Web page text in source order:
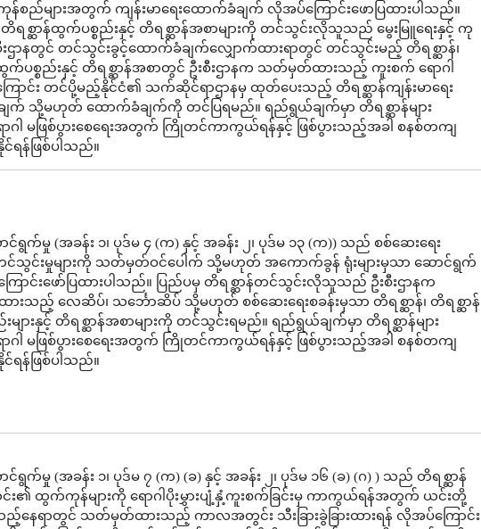
စည်များအတွက် ကျန်းမာရေးထောက်ခံချက် လိုအပ်ကြောင်းဖောပြထားပါသည်။
တိရစ္ဆာန်ထွက်ပစ္စည်းနှင့် တိရစ္ဆာန်အစာများကို တင်သွင်းလိုသူသည် မွေးမြူရေးနှင့် ကု
းဌာနတွင် တင်သွင်းခွင့်ထောက်ခံချက်လျှောက်ထားရာတွင် တင်သွင်းမည့် တိရစ္ဆာန်၊
က်ပစ္စည်းနှင့် တိရစ္ဆာန်အစာတွင် ဦးစီးဌာနက သတ်မှတ်ထားသည့် ကူးစက် ရောဂါ
ြောင်း တင်ပို့မည့်နိုင်ငံ၏ သက်ဆိုင်ရာဌာနမှ ထုတ်ပေးသည့် တိရစ္ဆာန်ကျန်းမာရေး
က် သို့မဟုတ် ထောက်ခံချက်ကို တင်ပြရမည်။ ရည်ရွယ်ချက်မှာ တိရစ္ဆာန်များ
ဂါ မဖြစ်ပွားစေရေးအတွက် ကြိုတင်ကာကွယ်ရန်နှင့် ဖြစ်ပွားသည့်အခါ စနစ်တကျ
င်ရန်ဖြစ်ပါသည်။
ရွက်မှု (အခန်း ၁၊ ပုဒ်မ ၄ (က) နှင့် အခန်း ၂၊ ပုဒ်မ ၁၃ (က)) သည် စစ်ဆေးရေး
င်းမှုများကို သတ်မှတ်ဝင်ပေါက် သို့မဟုတ် အကောက်ခွန် ရုံးများမှသာ ဆောင်ရွက်
ြောင်းဖော်ပြထားပါသည်။ ပြည်ပမှ တိရစ္ဆာန်တင်သွင်းလိုသူသည် ဦးစီးဌာနက
သည့် လေဆိပ်၊ သင်္ဘောဆိပ် သို့မဟုတ် စစ်ဆေးရေးစခန်းမှသာ တိရစ္ဆာန်၊ တိရစ္ဆာန်
များနှင့် တိရစ္ဆာန်အစာများကို တင်သွင်းရမည်။ ရည်ရွယ်ချက်မှာ တိရစ္ဆာန်များ
ဂါ မဖြစ်ပွားစေရေးအတွက် ကြိုတင်ကာကွယ်ရန်နှင့် ဖြစ်ပွားသည့်အခါ စနစ်တကျ
င်ရန်ဖြစ်ပါသည်။
ရွက်မှု (အခန်း ၁၊ ပုဒ်မ ၇ (က) (ခ) နှင့် အခန်း ၂၊ ပုဒ်မ ၁၆ (ခ) (ဂ) ) သည် တိရစ္ဆာန်
ယင်း၏ ထွက်ကုန်များကို ရောဂါပိုးမွှားပျံ့နှံ့ကူးစက်ခြင်းမှ ကာကွယ်ရန်အတွက် ယင်းတို့
နေရာတွင် သတ်မှတ်ထားသည့် ကာလအတွင်း သီးခြားခွဲခြားထားရန် လိုအပ်ကြောင်း